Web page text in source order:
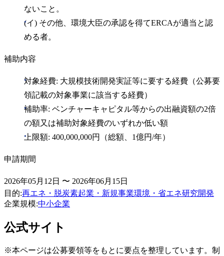
ないこと。
(イ) その他、環境大臣の承認を得てERCAが適当と認
める者。
補助内容
対象経費: 大規模技術開発実証等に要する経費（公募要
領記載の対象事業に該当する経費）
補助率: ベンチャーキャピタル等からの出融資額の2倍
の額又は補助対象経費のいずれか低い額
上限額: 400,000,000円（総額、1億円/年）
申請期間
2026年05月12日 〜 2026年06月15日
目的:再エネ・脱炭素起業・新規事業環境・省エネ研究開発
企業規模:中小企業
公式サイト
※本ページは公募要領等をもとに要点を整理しています。制